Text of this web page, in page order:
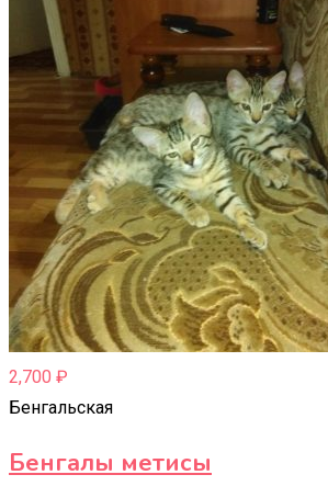
2,700 ₽
Бенгальская
Бенгалы метисы